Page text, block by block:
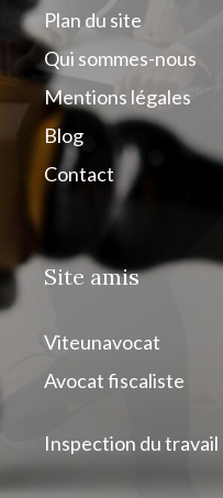
Plan du site
Qui sommes-nous
Mentions légales
Blog
Contact
Site amis
Viteunavocat
Avocat fiscaliste
Inspection du travail